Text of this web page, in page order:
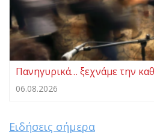
Πανηγυρικά… ξεχνάμε την
06.08.2026
Ειδήσεις σήμερα